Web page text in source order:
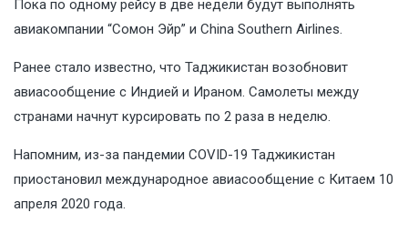
Пока по одному рейсу в две недели будут выполнять
авиакомпании “Сомон Эйр” и China Southern Airlines.
Ранее стало известно, что Таджикистан возобновит
авиасообщение с Индией и Ираном. Самолеты между
странами начнут курсировать по 2 раза в неделю.
Напомним, из-за пандемии COVID-19 Таджикистан
приостановил международное авиасообщение с Китаем 10
апреля 2020 года.